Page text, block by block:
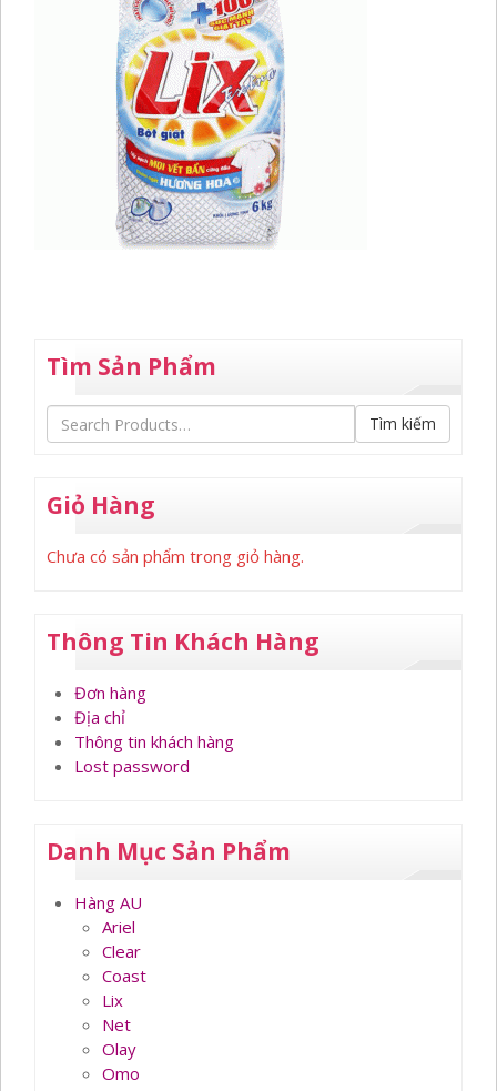
Tìm Sản Phẩm
Tìm kiếm
Giỏ Hàng
Chưa có sản phẩm trong giỏ hàng.
Thông Tin Khách Hàng
Đơn hàng
Địa chỉ
Thông tin khách hàng
Lost password
Danh Mục Sản Phẩm
Hàng AU
Ariel
Clear
Coast
Lix
Net
Olay
Omo